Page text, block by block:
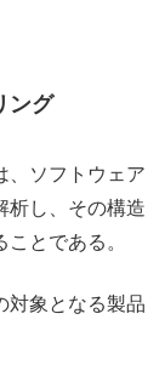
ング
、ソフトウェア
析し、その構造
ことである。
対象となる製品